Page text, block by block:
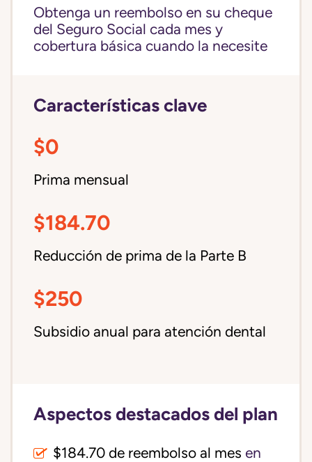
Obtenga un reembolso en su cheque
del Seguro Social cada mes y
cobertura básica cuando la necesite
Características clave
$0
Prima mensual
$184.70
Reducción de prima de la Parte B
$250
Subsidio anual para atención dental
Aspectos destacados del plan
$184.70 de reembolso al mes en